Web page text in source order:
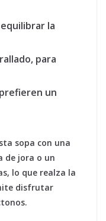
la
para
un
sopa con una
de jora o un
lo que realza la
disfrutar